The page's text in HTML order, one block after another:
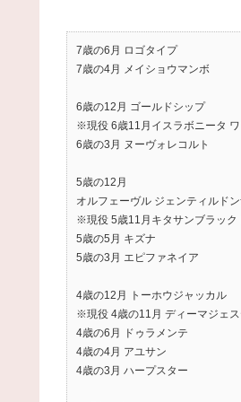
7歳の6月 ロゴタイプ
7歳の4月 メイショウマンボ
6歳の12月 ゴールドシップ
※現役 6歳11月イスラボニータ
6歳の3月 ヌーヴォレコルト
5歳の12月
オルフェーヴル ジェンティルド
※現役 5歳11月キタサンブラック
5歳の5月 キズナ
5歳の3月 エピファネイア
4歳の12月 トーホウジャッカル
※現役 4歳の11月 ディーマジェ
4歳の6月 ドゥラメンテ
4歳の4月 アユサン
4歳の3月 ハープスター